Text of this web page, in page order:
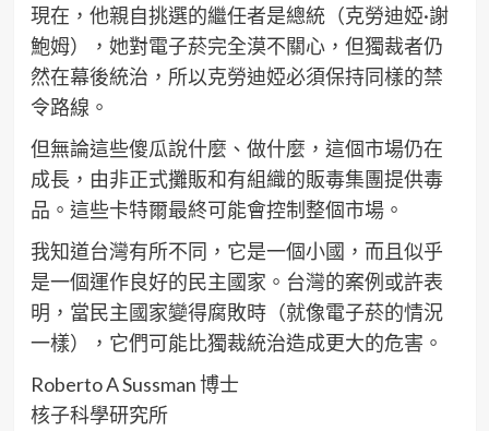
現在，他親自挑選的繼任者是總統（克勞迪婭·謝
鮑姆），她對電子菸完全漠不關心，但獨裁者仍
然在幕後統治，所以克勞迪婭必須保持同樣的禁
令路線。
但無論這些傻瓜說什麼、做什麼，這個市場仍在
成長，由非正式攤販和有組織的販毒集團提供毒
品。這些卡特爾最終可能會控制整個市場。
我知道台灣有所不同，它是一個小國，而且似乎
是一個運作良好的民主國家。台灣的案例或許表
明，當民主國家變得腐敗時（就像電子菸的情況
一樣），它們可能比獨裁統治造成更大的危害。
Roberto A Sussman 博士
核子科學研究所